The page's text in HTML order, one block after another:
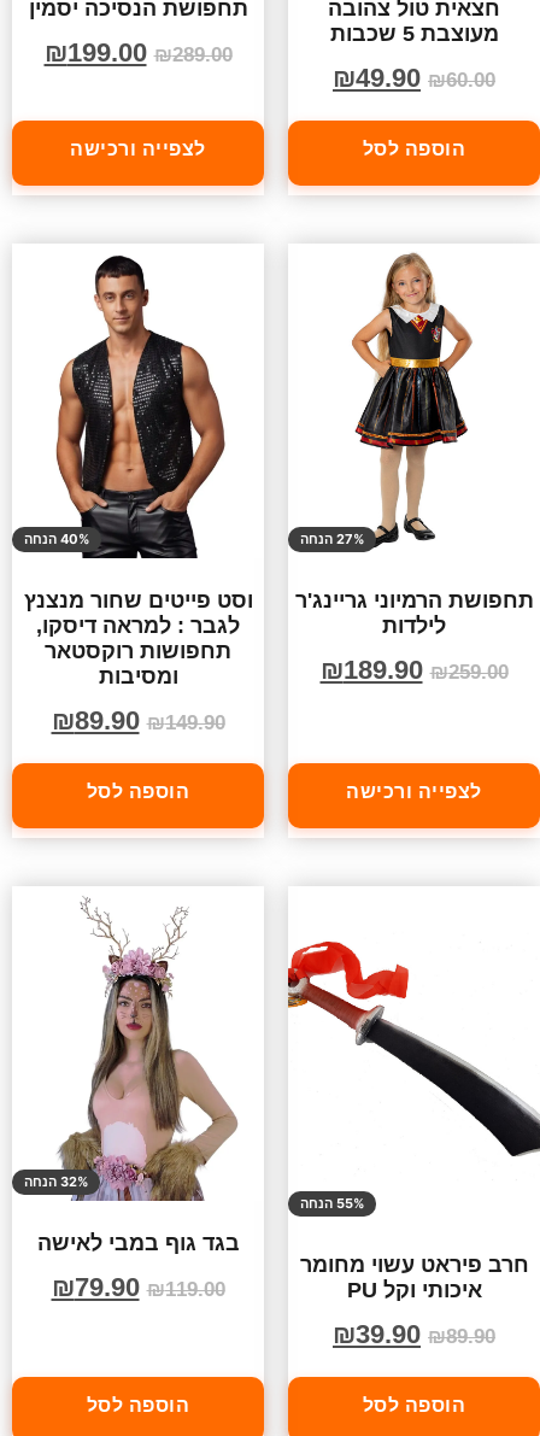
חצאית טול צהובה
מעוצבת 5 שכבות
₪60.00
₪49.90
הוספה לסל
תחפושת הנסיכה יסמין
₪289.00
₪199.00
לצפייה ורכישה
27% הנחה
תחפושת הרמיוני גריינג'ר
לילדות
₪259.00
₪189.90
לצפייה ורכישה
40% הנחה
וסט פייטים שחור מנצנץ
לגבר : למראה דיסקו,
תחפושות רוקסטאר
ומסיבות
₪149.90
₪89.90
הוספה לסל
55% הנחה
חרב פיראט עשוי מחומר
איכותי וקל PU
₪89.90
₪39.90
הוספה לסל
32% הנחה
בגד גוף במבי לאישה
₪119.00
₪79.90
הוספה לסל